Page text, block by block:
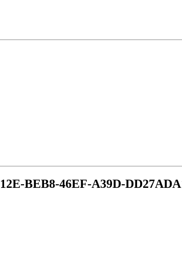
BEB8-46EF-A39D-